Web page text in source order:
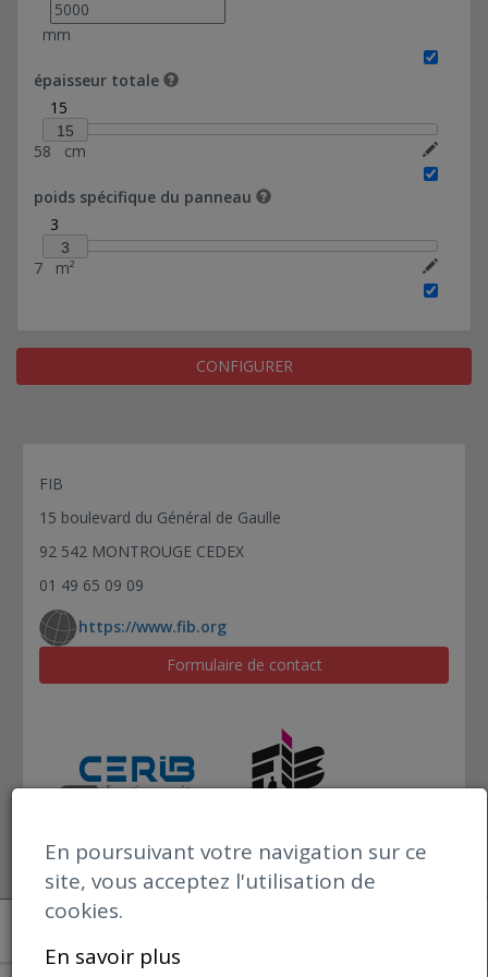
(désactivé)
clavetage - FDES cérifié - (désactivé)
mécanique - - (désactivé)
mécanique noyée dans clavetage - - (désactivé)
Panneaux en béton à isolation intégrée -
Panneaux en béton à isolation intégrée -
(sablé)
mm
épaisseur totale
15
15
58 cm
poids spécifique du panneau
3
3
7 m²
CONFIGURER
FIB
15 boulevard du Général de Gaulle
92 542 MONTROUGE CEDEX
01 49 65 09 09
https://www.fib.org
Formulaire de contact
En poursuivant votre navigation sur ce
site, vous acceptez l'utilisation de
cookies.
En savoir plus
Open datBIM
Mentions Légales